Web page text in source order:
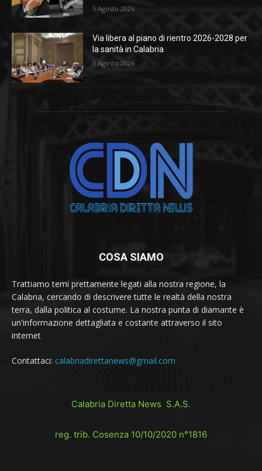
5 Agosto 2026
Via libera al piano di rientro 2026-2028 per
la sanità in Calabria
3 Agosto 2026
COSA SIAMO
Trattiamo temi prettamente legati alla nostra regione, la
Calabria, cercando di descrivere tutte le realtà della nostra
terra, dalla politica al costume. La nostra punta di diamante è
un'informazione dettagliata e costante attraverso il sito
internet
Contattaci: calabriadirettanews@gmail.com
Calabria Diretta News S.A.S.
reg. trib. Cosenza 10/10/2020 n°1816